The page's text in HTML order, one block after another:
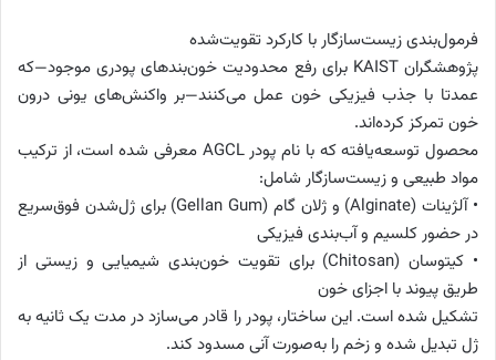
فرمول‌بندی زیست‌سازگار با کارکرد تقویت‌شده
پژوهشگران KAIST برای رفع محدودیت خون‌بند‌های پودری موجود—که
عمدتا با جذب فیزیکی خون عمل می‌کنند—بر واکنش‌های یونی درون
خون تمرکز کرده‌اند.
محصول توسعه‌یافته که با نام پودر AGCL معرفی شده است، از ترکیب
مواد طبیعی و زیست‌سازگار شامل:
• آلژینات (Alginate) و ژلان گام (Gellan Gum) برای ژل‌شدن فوق‌سریع
در حضور کلسیم و آب‌بندی فیزیکی
• کیتوسان (Chitosan) برای تقویت خون‌بندی شیمیایی و زیستی از
طریق پیوند با اجزای خون
تشکیل شده است. این ساختار، پودر را قادر می‌سازد در مدت یک ثانیه به
ژل تبدیل شده و زخم را به‌صورت آنی مسدود کند.